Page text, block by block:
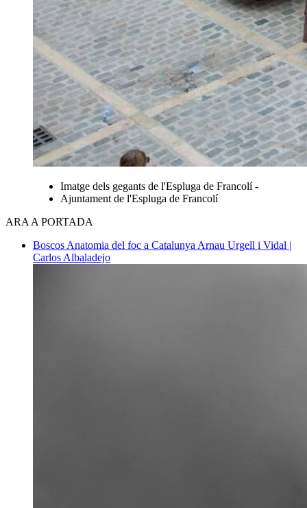
Imatge dels gegants de l'Espluga de Francolí -
Ajuntament de l'Espluga de Francolí
ARA A PORTADA
Boscos Anatomia del foc a Catalunya Arnau Urgell i Vidal |
Carlos Albaladejo